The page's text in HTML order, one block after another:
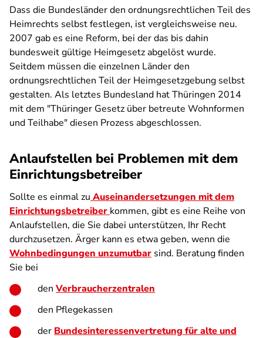
Dass die Bundesländer den ordnungsrechtlichen Teil des
Heimrechts selbst festlegen, ist vergleichsweise neu.
2007 gab es eine Reform, bei der das bis dahin
bundesweit gültige Heimgesetz abgelöst wurde.
Seitdem müssen die einzelnen Länder den
ordnungsrechtlichen Teil der Heimgesetzgebung selbst
gestalten. Als letztes Bundesland hat Thüringen 2014
mit dem "Thüringer Gesetz über betreute Wohnformen
und Teilhabe" diesen Prozess abgeschlossen.
Anlaufstellen bei Problemen mit dem
Einrichtungsbetreiber
Sollte es einmal zu Auseinandersetzungen mit dem
Einrichtungsbetreiber kommen, gibt es eine Reihe von
Anlaufstellen, die Sie dabei unterstützen, Ihr Recht
durchzusetzen. Ärger kann es etwa geben, wenn die
Wohnbedingungen unzumutbar sind. Beratung finden
Sie bei
den Verbraucherzentralen
den Pflegekassen
der Bundesinteressenvertretung für alte und